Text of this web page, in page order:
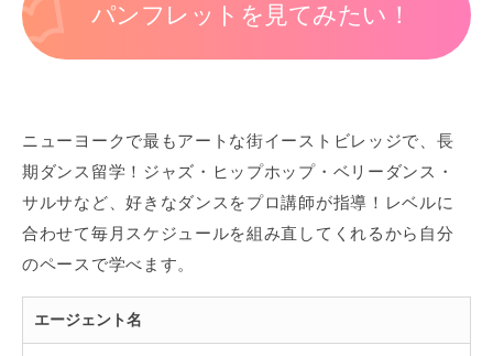
パンフレットを見てみたい！
ニューヨークで最もアートな街イーストビレッジで、長
期ダンス留学！ジャズ・ヒップホップ・ベリーダンス・
サルサなど、好きなダンスをプロ講師が指導！レベルに
合わせて毎月スケジュールを組み直してくれるから自分
のペースで学べます。
エージェント名